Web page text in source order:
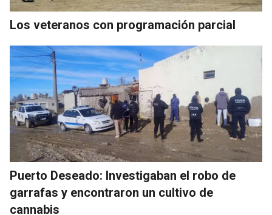
Los veteranos con programación parcial
Puerto Deseado: Investigaban el robo de
garrafas y encontraron un cultivo de
cannabis